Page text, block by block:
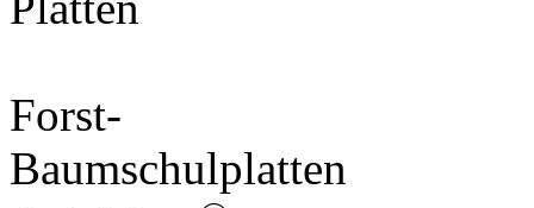
Forst-
Baumschulplatten